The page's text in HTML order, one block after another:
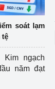
soát lạm
tệ
Kim ngạch
năm đạt